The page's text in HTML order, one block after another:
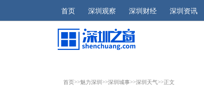
首页 深圳观察 深圳财经 深圳资讯
首页>>魅力深圳>>深圳城事>>深圳天气>>正文